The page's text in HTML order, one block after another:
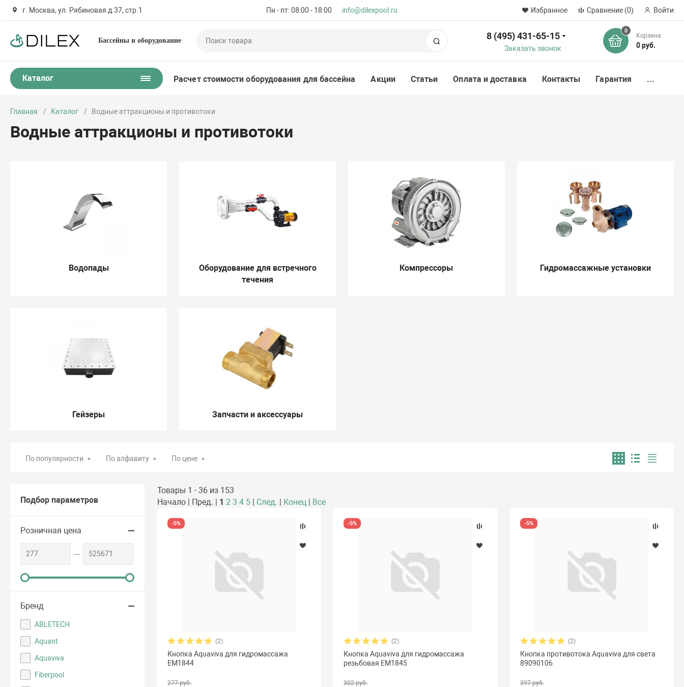
г. Москва, ул. Рябиновая д.37, стр.1 Пн - пт: 08:00 - 18:00 info@dilexpool.ru Избранное Сравнение (0) Войти
Бассейны и оборудование 8 (495) 431-65-15
Заказать звонок
0
Корзина
0 руб.
Каталог Расчет стоимости оборудования для бассейна Акции Статьи Оплата и доставка Контакты Гарантия ...
Главная Каталог Водные аттракционы и противотоки
Водные аттракционы и противотоки
Водопады
Оборудование для встречного
течения
Компрессоры Гидромассажные установки
Гейзеры Запчасти и аксессуары
По популярности По алфавиту По цене
Подбор параметров
Розничная цена
Бренд
ABLETECH
Aquant
Aquaviva
Fiberpool
Товары 1 - 36 из 153
Начало | Пред. | 1 2 3 4 5 | След. | Конец | Все
-5%
(2)
Кнопка Aquaviva для гидромассажа
EM1844
277 руб.
-5%
(2)
Кнопка Aquaviva для гидромассажа
резьбовая EM1845
302 руб.
-5%
(2)
Кнопка противотока Aquaviva для света
89090106
397 руб.